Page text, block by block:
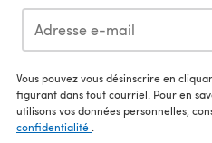
Vous pouvez vous désinscrire en
figurant dans tout courriel. Pour en
utilisons vos données personnelles,
confidentialité